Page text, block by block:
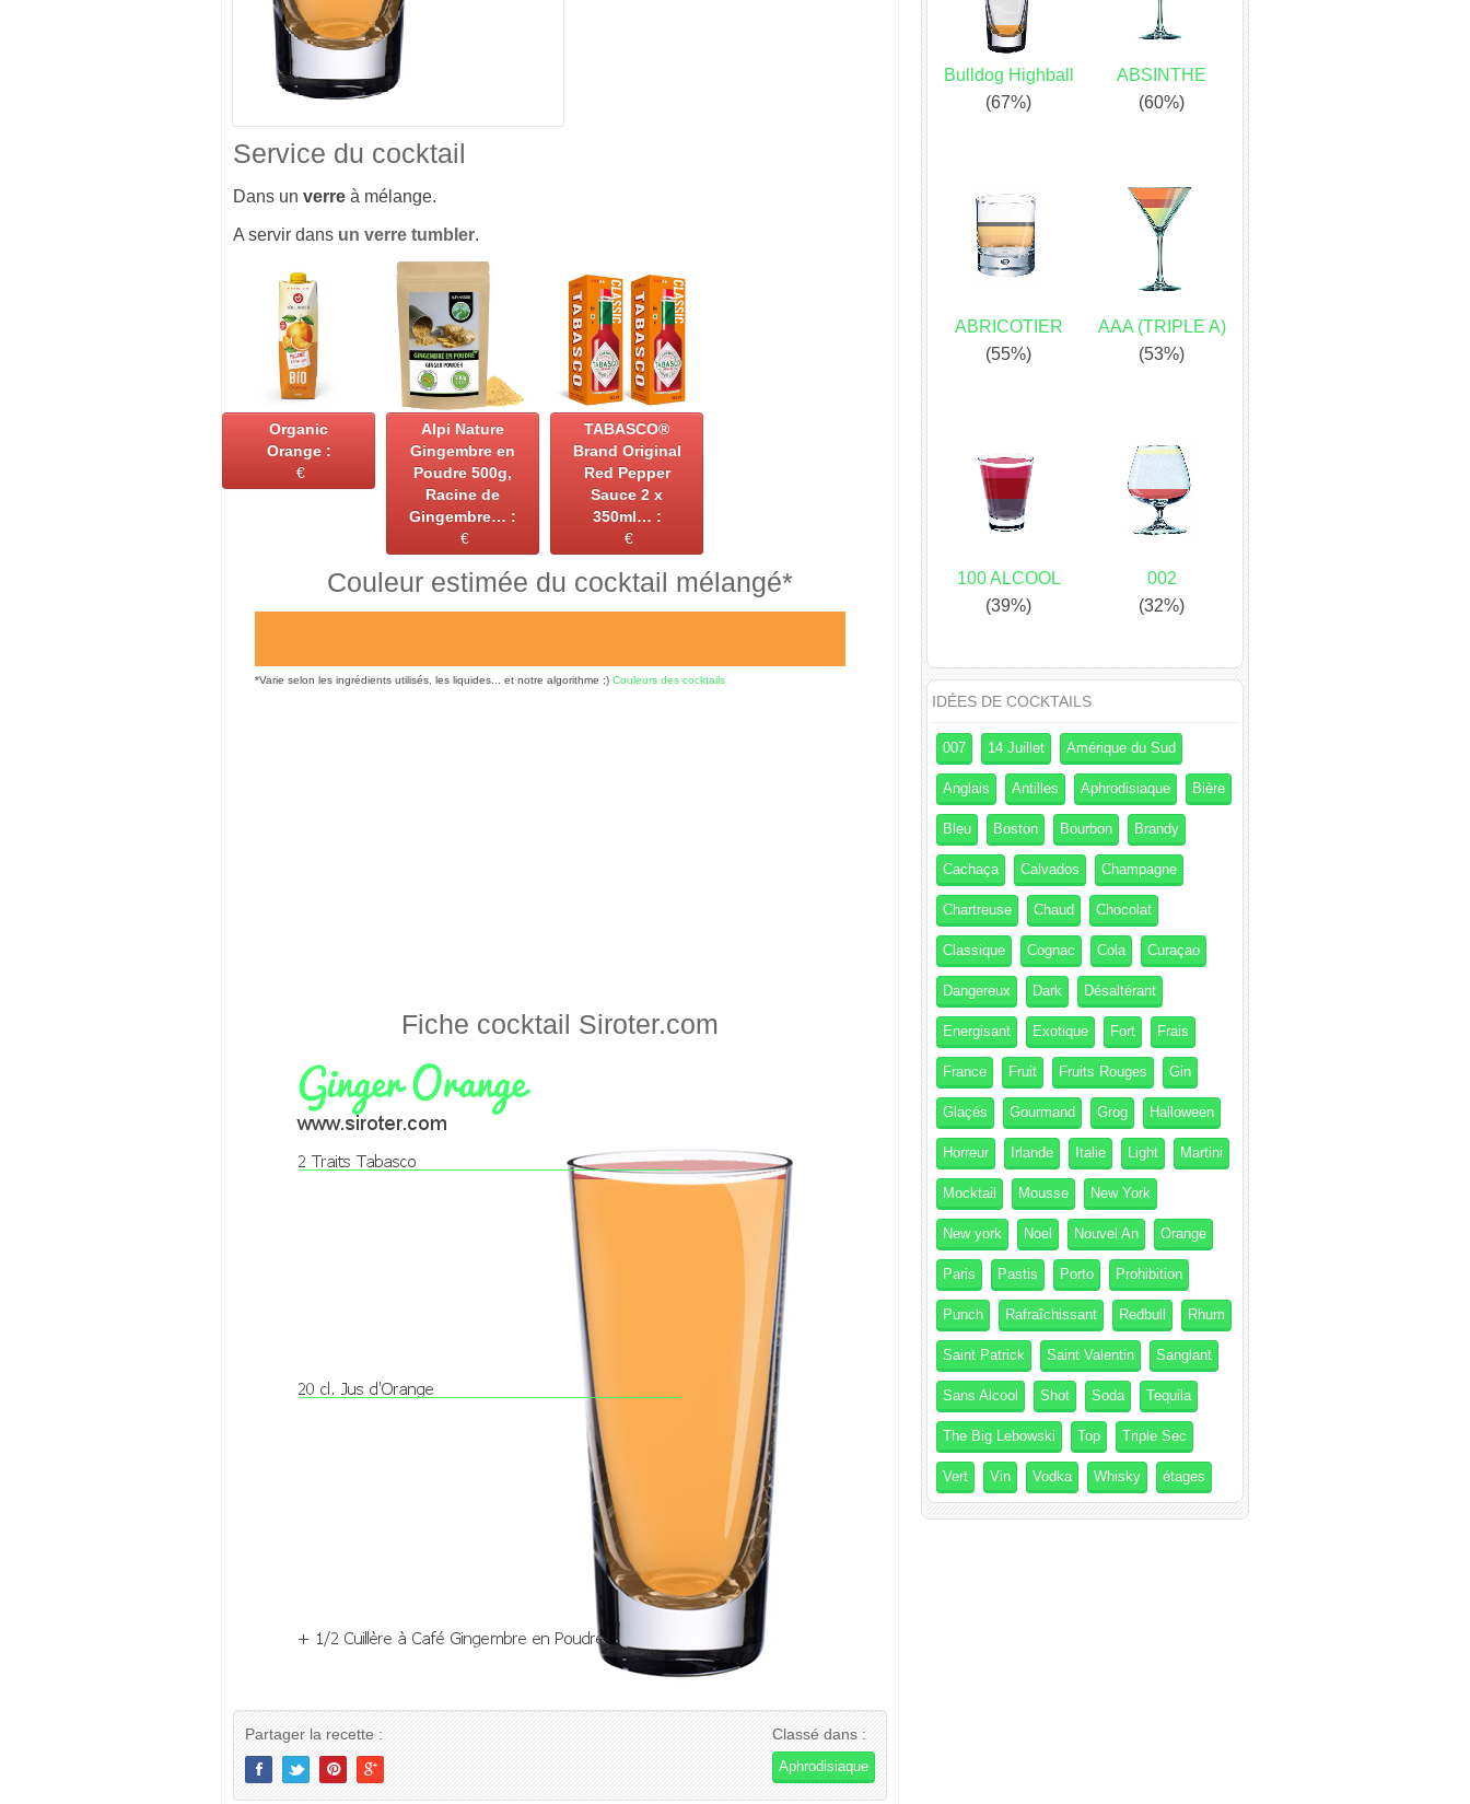
Service du cocktail
Dans un verre à mélange.
A servir dans un verre tumbler.
Organic
Orange :
€
Alpi Nature
Gingembre en
Poudre 500g,
Racine de
Gingembre… :
€
TABASCO®
Brand Original
Red Pepper
Sauce 2 x
350ml… :
€
Couleur estimée du cocktail mélangé*
*Varie selon les ingrédients utilisés, les liquides... et notre algorithme ;) Couleurs des cocktails
Fiche cocktail Siroter.com
Partager la recette : Classé dans :
Aphrodisiaque
Bulldog Highball
(67%)
ABSINTHE
(60%)
ABRICOTIER
(55%)
AAA (TRIPLE A)
(53%)
100 ALCOOL
(39%)
002
(32%)
IDÉES DE COCKTAILS
007 14 Juillet Amérique du Sud
Anglais Antilles Aphrodisiaque Bière
Bleu Boston Bourbon Brandy
Cachaça Calvados Champagne
Chartreuse Chaud Chocolat
Classique Cognac Cola Curaçao
Dangereux Dark Désaltérant
Energisant Exotique Fort Frais
France Fruit Fruits Rouges Gin
Glaçés Gourmand Grog Halloween
Horreur Irlande Italie Light Martini
Mocktail Mousse New York
New york Noel Nouvel An Orange
Paris Pastis Porto Prohibition
Punch Rafraîchissant Redbull Rhum
Saint Patrick Saint Valentin Sanglant
Sans Alcool Shot Soda Tequila
The Big Lebowski Top Triple Sec
Vert Vin Vodka Whisky étages